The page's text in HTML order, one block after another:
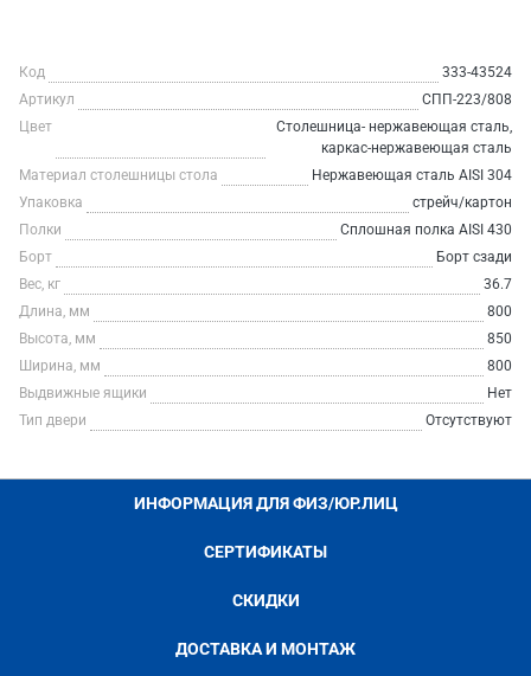
Код
333-43524
Артикул
СПП-223/808
Цвет
Столешница- нержавеющая сталь,
каркас-нержавеющая сталь
Материал столешницы стола
Нержавеющая сталь AISI 304
Упаковка
стрейч/картон
Полки
Сплошная полка AISI 430
Борт
Борт сзади
Вес, кг
36.7
Длина, мм
800
Высота, мм
850
Ширина, мм
800
Выдвижные ящики
Нет
Тип двери
Отсутствуют
ИНФОРМАЦИЯ ДЛЯ ФИЗ/ЮР.ЛИЦ
СЕРТИФИКАТЫ
СКИДКИ
ДОСТАВКА И МОНТАЖ